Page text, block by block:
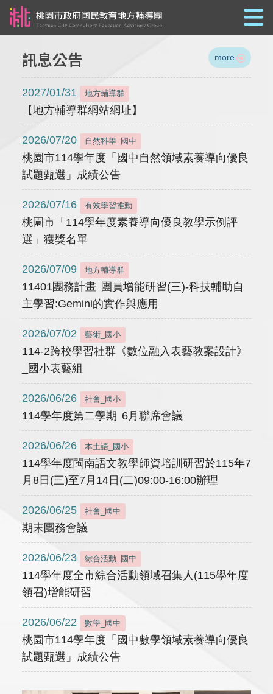
訊息公告 more
2027/01/31 地方輔導群
【地方輔導群網站網址】
2026/07/20 自然科學_國中
桃園市114學年度「國中自然領域素養導向優良
試題甄選」成績公告
2026/07/16 有效學習推動
桃園市「114學年度素養導向優良教學示例評
選」獲獎名單
2026/07/09 地方輔導群
11401團務計畫 團員增能研習(三)-科技輔助自
主學習:Gemini的實作與應用
2026/07/02 藝術_國小
114-2跨校學習社群《數位融入表藝教案設計》
_國小表藝組
2026/06/26 社會_國小
114學年度第二學期 6月聯席會議
2026/06/26 本土語_國小
114學年度閩南語文教學師資培訓研習於115年7
月8日(三)至7月14日(二)09:00-16:00辦理
2026/06/25 社會_國中
期末團務會議
2026/06/23 綜合活動_國中
114學年度全市綜合活動領域召集人(115學年度
領召)增能研習
2026/06/22 數學_國中
桃園市114學年度「國中數學領域素養導向優良
試題甄選」成績公告